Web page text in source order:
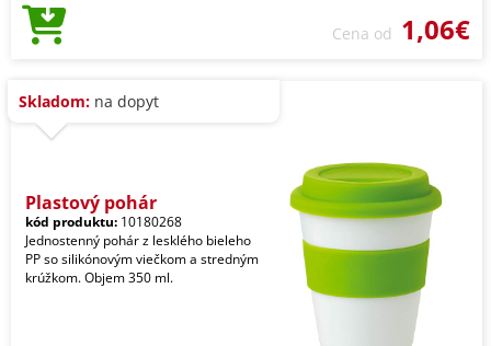
Cena od 1,06€
Skladom: na dopyt
Plastový pohár
kód produktu: 10180268
Jednostenný pohár z lesklého bieleho
PP so silikónovým viečkom a stredným
krúžkom. Objem 350 ml.